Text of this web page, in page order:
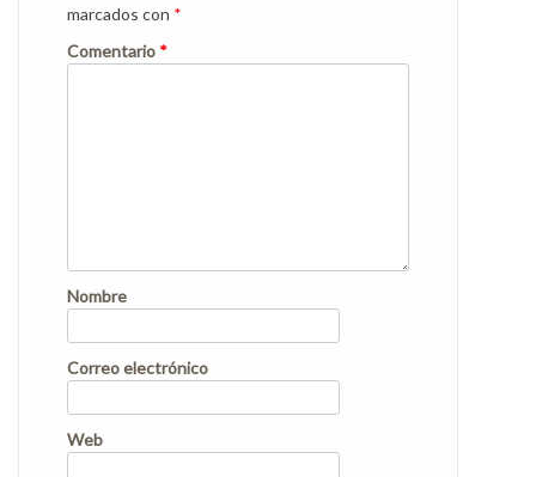
marcados con *
Comentario *
Nombre
Correo electrónico
Web